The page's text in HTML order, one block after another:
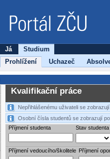
Já
Studium
Prohlížení
Uchazeč
Kvalifikační práce
Nepřihlášenému uživateli se
Osobní čísla studentů se zobrazují
Příjmení studenta
Stav studenta
Příjmení vedoucího/školitele Příjmení